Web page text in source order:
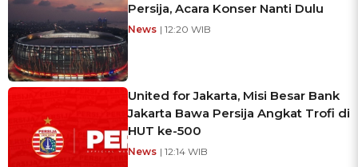
Persija, Acara Konser Nanti Dulu
News | 12:20 WIB
United for Jakarta, Misi Besar Bank
Jakarta Bawa Persija Angkat Trofi di
HUT ke-500
News | 12:14 WIB